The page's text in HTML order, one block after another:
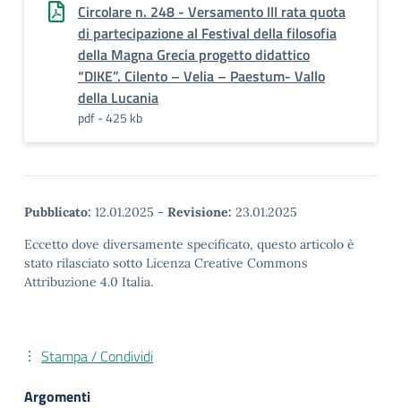
Circolare n. 248 - Versamento III rata quota
di partecipazione al Festival della filosofia
della Magna Grecia progetto didattico
“DIKE”. Cilento – Velia – Paestum- Vallo
della Lucania
pdf - 425 kb
Pubblicato: 12.01.2025 - Revisione: 23.01.2025
Eccetto dove diversamente specificato, questo articolo è
stato rilasciato sotto Licenza Creative Commons
Attribuzione 4.0 Italia.
Stampa / Condividi
Argomenti